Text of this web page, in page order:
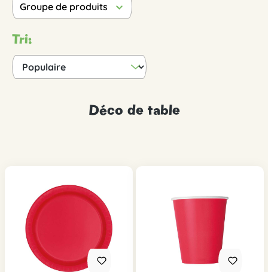
Groupe de produits
Tri:
Déco de table